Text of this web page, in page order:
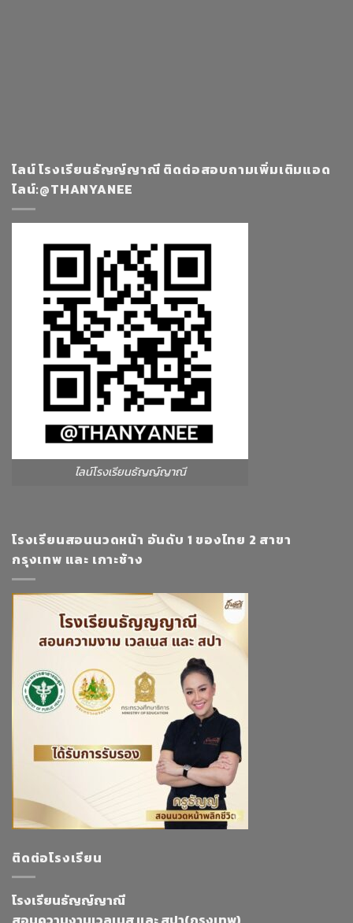
ไลน์ โรงเรียนธัญญ์ญาณี ติดต่อสอบถามเพิ่มเติมแอด
ไลน์:@THANYANEE
ไลน์โรงเรียนธัญญ์ญาณี
โรงเรียนสอนนวดหน้า อันดับ 1 ของไทย 2 สาขา
กรุงเทพ และ เกาะช้าง
ติดต่อโรงเรียน
โรงเรียนธัญญ์ญาณี